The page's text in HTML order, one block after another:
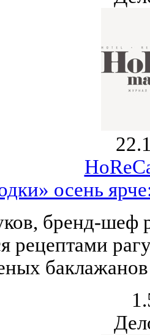
осень
бренд-
рецептами